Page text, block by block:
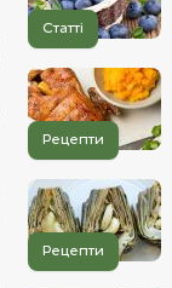
Статті
Рецепти
Рецепти